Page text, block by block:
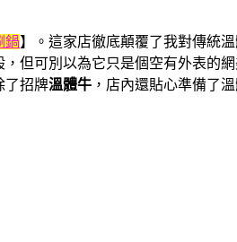
鍋】。這家店徹底顛覆了我對傳統
但可別以為它只是個空有外表的
了招牌溫體牛 ，店內還貼心準備了